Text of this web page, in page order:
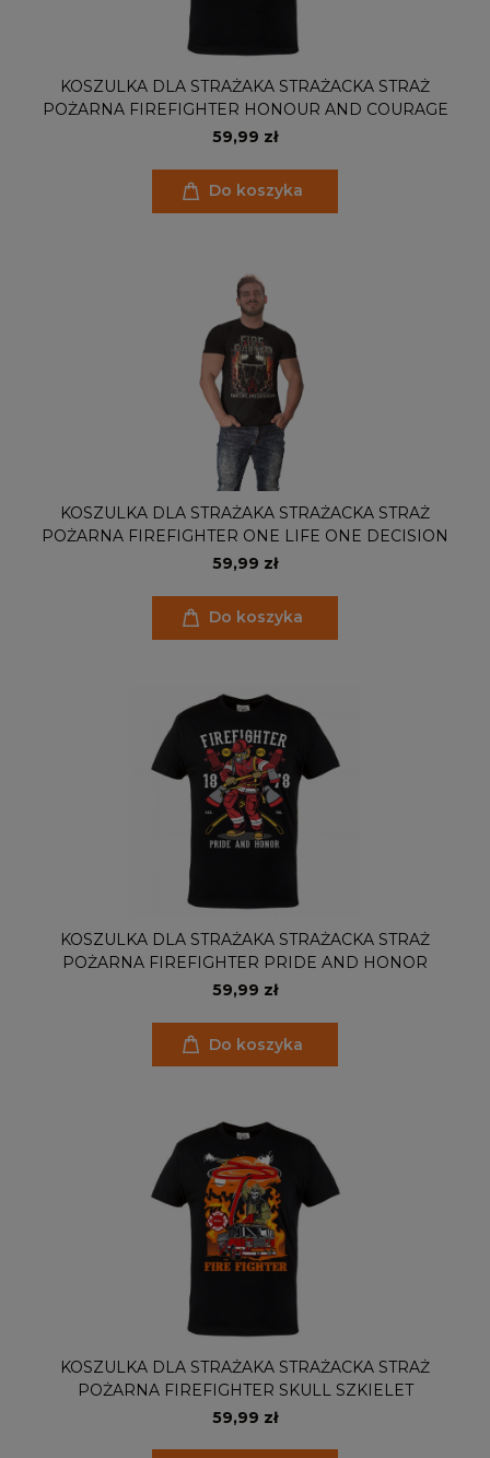
KOSZULKA DLA STRAŻAKA STRAŻACKA STRAŻ
POŻARNA FIREFIGHTER HONOUR AND COURAGE
59,99 zł
Do koszyka
KOSZULKA DLA STRAŻAKA STRAŻACKA STRAŻ
POŻARNA FIREFIGHTER ONE LIFE ONE DECISION
59,99 zł
Do koszyka
KOSZULKA DLA STRAŻAKA STRAŻACKA STRAŻ
POŻARNA FIREFIGHTER PRIDE AND HONOR
59,99 zł
Do koszyka
KOSZULKA DLA STRAŻAKA STRAŻACKA STRAŻ
POŻARNA FIREFIGHTER SKULL SZKIELET
59,99 zł